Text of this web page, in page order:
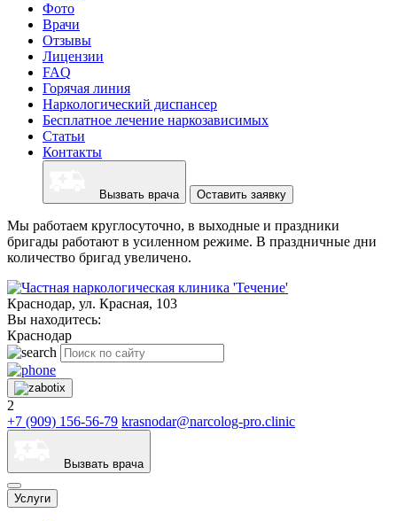
Фото
Врачи
Отзывы
Лицензии
FAQ
Горячая линия
Наркологический диспансер
Бесплатное лечение наркозависимых
Статьи
Контакты
Вызвать врача Оставить заявку
Мы работаем круглосуточно, в выходные и праздники
бригады работают в усиленном режиме. В праздничные дни
количество бригад увеличено.
Краснодар, ул. Красная, 103
Вы находитесь:
Краснодар
2
+7 (909) 156-56-79 krasnodar@narcolog-pro.clinic
Вызвать врача
Услуги